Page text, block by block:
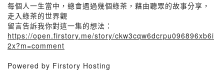
每個人一生當中，總會遇過幾個綠茶，藉由聽眾的故事分享，
走入綠茶的世界觀
留言告訴我你對這一集的想法：
https://open.firstory.me/story/ckw3cqw6dcrpu096896xb6i
2x?m=comment
Powered by Firstory Hosting